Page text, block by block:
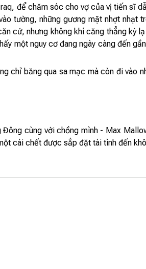
để chăm sóc cho vợ của vị tiến sĩ
tường, những gương mặt nhợt nhạt
cứ, nhưng không khí căng thẳng kỳ
một nguy cơ đang ngày càng đến
chỉ băng qua sa mạc mà còn đi vào
cùng với chồng mình - Max
cái chết được sắp đặt tài tình đến